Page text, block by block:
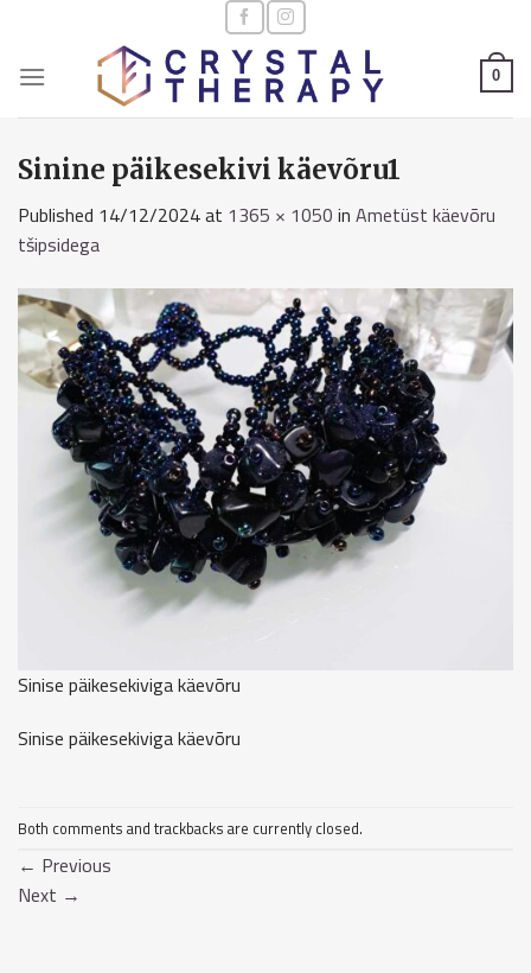
content
0
Sinine päikesekivi käevõru1
Published 14/12/2024at 1365 × 1050 in Ametüst käevõru
tšipsidega
Sinise päikesekiviga käevõru
Sinise päikesekiviga käevõru
Both comments and trackbacks are currently closed.
← Previous
Next →